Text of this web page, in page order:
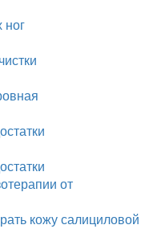
ног
от
кожу салициловой